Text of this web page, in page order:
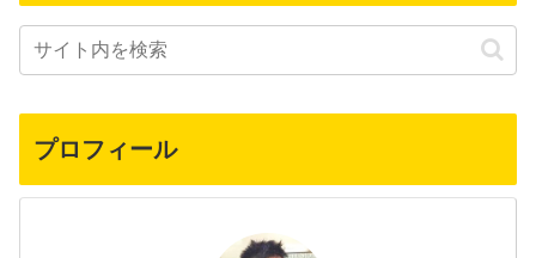
プロフィール